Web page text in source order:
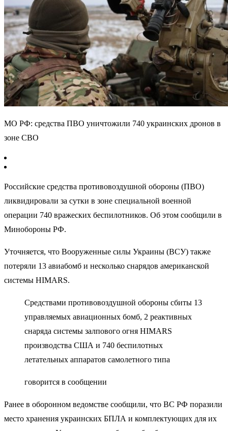
МО РФ: средства ПВО уничтожили 740 украинских дронов в
зоне СВО
Российские средства противовоздушной обороны (ПВО)
ликвидировали за сутки в зоне специальной военной
операции 740 вражеских беспилотников. Об этом сообщили в
Минобороны РФ.
Уточняется, что Вооруженные силы Украины (ВСУ) также
потеряли 13 авиабомб и несколько снарядов американской
системы HIMARS.
Средствами противовоздушной обороны сбиты 13
управляемых авиационных бомб, 2 реактивных
снаряда системы залпового огня HIMARS
производства США и 740 беспилотных
летательных аппаратов самолетного типа
говорится в сообщении
Ранее в оборонном ведомстве сообщили, что ВС РФ поразили
место хранения украинских БПЛА и комплектующих для их